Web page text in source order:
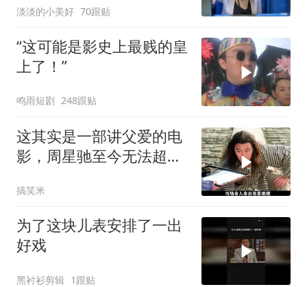
淡淡的小美好 70跟贴
“这可能是影史上最贱的皇
上了！”
鸣雨短剧 248跟贴
这其实是一部讲父爱的电
影，周星驰至今无法超越
搞笑米
为了这块儿表安排了一出
好戏
黑衬衫剪辑 1跟贴